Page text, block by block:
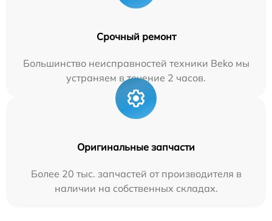
Срочный ремонт
Большинство неисправностей техники Beko мы
устраняем в течение 2 часов.
Оригинальные запчасти
Более 20 тыс. запчастей от производителя в
наличии на собственных складах.